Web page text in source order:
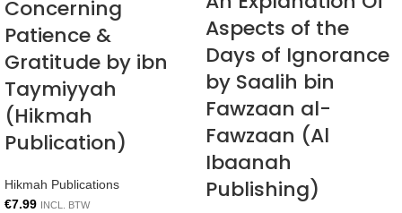
Concerning
Patience &
Gratitude by ibn
Taymiyyah
(Hikmah
Publication)
Hikmah Publications
€7.99 INCL. BTW
Aspects of the
Days of Ignorance
by Saalih bin
Fawzaan al-
Fawzaan (Al
Ibaanah
Publishing)